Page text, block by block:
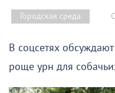
Городская среда
В соцсетях
роще урн для